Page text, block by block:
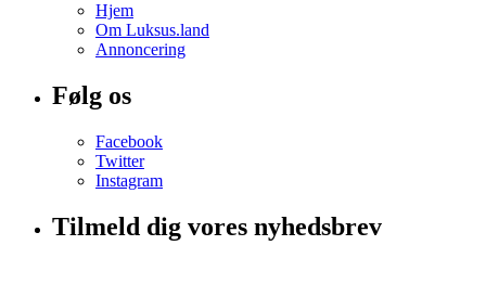
Hjem
Om Luksus.land
Annoncering
Følg os
Facebook
Twitter
Instagram
Tilmeld dig vores nyhedsbrev